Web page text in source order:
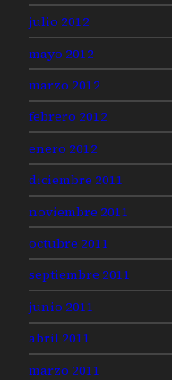
julio 2012
mayo 2012
marzo 2012
febrero 2012
enero 2012
diciembre 2011
noviembre 2011
octubre 2011
septiembre 2011
junio 2011
abril 2011
marzo 2011